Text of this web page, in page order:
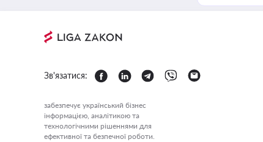
Зв'язатися:
забезпечує український бізнес
інформацією, аналітикою та
технологічними рішеннями для
ефективної та безпечної роботи.